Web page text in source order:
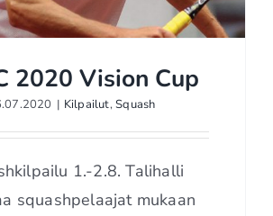
2020 Vision Cup
2020 Vision Cup
| Kilpailut,Squash
1.-2.8. Talihalli
squashpelaajat mukaan